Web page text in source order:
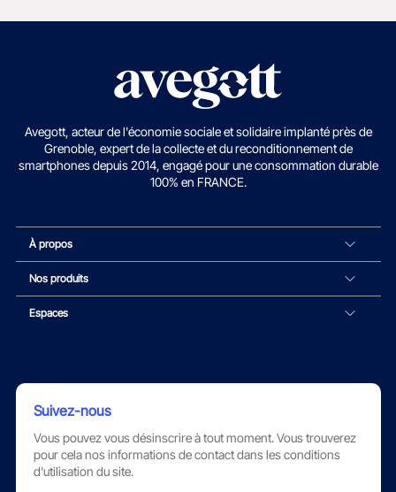
Avegott, acteur de l'économie sociale et solidaire implanté près de
Grenoble, expert de la collecte et du reconditionnement de
smartphones depuis 2014, engagé pour une consommation durable
100% en FRANCE.
À propos
Nos produits
Espaces
Suivez-nous
Vous pouvez vous désinscrire à tout moment. Vous trouverez
pour cela nos informations de contact dans les conditions
d'utilisation du site.